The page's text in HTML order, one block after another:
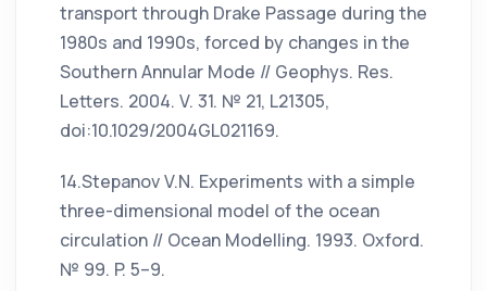
transport through Drake Passage during the
1980s and 1990s, forced by changes in the
Southern Annular Mode // Geophys. Res.
Letters. 2004. V. 31. № 21, L21305,
doi:10.1029/2004GL021169.
14.Stepanov V.N. Experiments with a simple
three-dimensional model of the ocean
circulation // Ocean Modelling. 1993. Oxford.
№ 99. P. 5–9.